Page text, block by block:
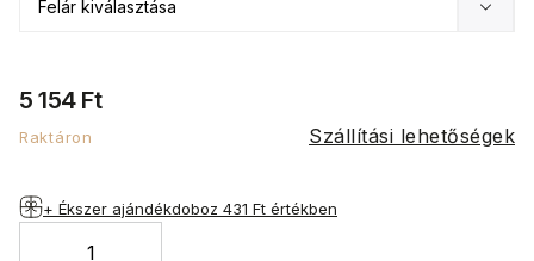
5 154 Ft
Raktáron Szállítási lehetőségek
+ Ékszer ajándékdoboz 431 Ft értékben